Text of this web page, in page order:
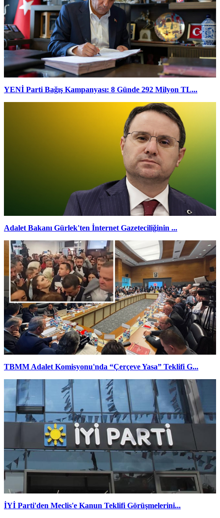
YENİ Parti Bağış Kampanyası: 8 Günde 292 Milyon TL...
Adalet Bakanı Gürlek'ten İnternet Gazeteciliğinin ...
TBMM Adalet Komisyonu'nda “Çerçeve Yasa” Teklifi G...
İYİ Parti'den Meclis'e Kanun Teklifi Görüşmelerini...